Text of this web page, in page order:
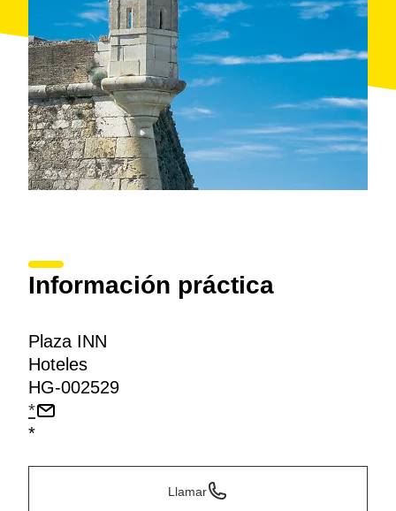
Información práctica
Plaza INN
Hoteles
HG-002529
*
*
Llamar